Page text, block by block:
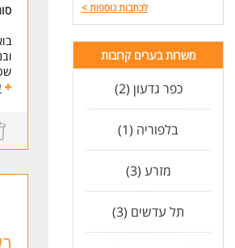
לכתבות נוספות>
משרות בערים קרובות
כפר גדעון (2)
בלפוריה (1)
מזרע (3)
תל עדשים (3)
*
*